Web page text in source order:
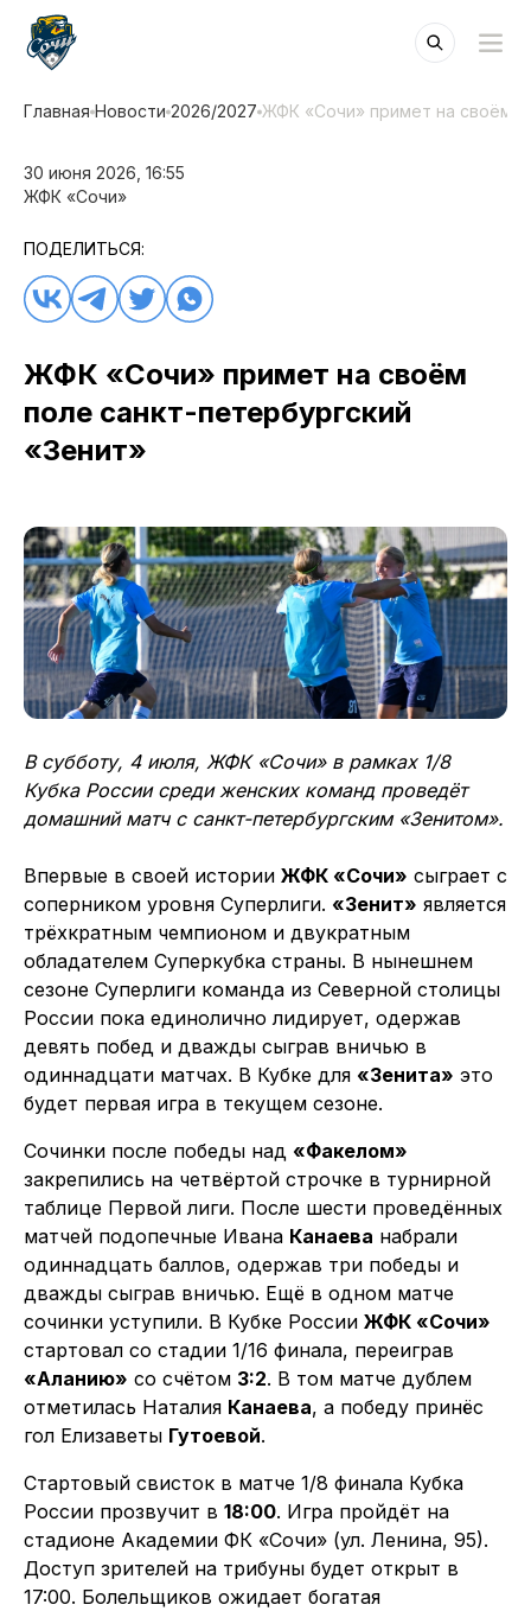
Главная Новости 2026/2027 ЖФК «Сочи» примет на своём
30 июня 2026, 16:55
ЖФК «Сочи»
ПОДЕЛИТЬСЯ:
ЖФК «Сочи» примет на своём
поле санкт-петербургский
«Зенит»
В субботу, 4 июля, ЖФК «Сочи» в рамках 1/8
Кубка России среди женских команд проведёт
домашний матч с санкт-петербургским «Зенитом».
Впервые в своей истории ЖФК «Сочи» сыграет с
соперником уровня Суперлиги. «Зенит» является
трёхкратным чемпионом и двукратным
обладателем Суперкубка страны. В нынешнем
сезоне Суперлиги команда из Северной столицы
России пока единолично лидирует, одержав
девять побед и дважды сыграв вничью в
одиннадцати матчах. В Кубке для «Зенита» это
будет первая игра в текущем сезоне.
Сочинки после победы над «Факелом»
закрепились на четвёртой строчке в турнирной
таблице Первой лиги. После шести проведённых
матчей подопечные Ивана Канаева набрали
одиннадцать баллов, одержав три победы и
дважды сыграв вничью. Ещё в одном матче
сочинки уступили. В Кубке России ЖФК «Сочи»
стартовал со стадии 1/16 финала, переиграв
«Аланию» со счётом 3:2. В том матче дублем
отметилась Наталия Канаева, а победу принёс
гол Елизаветы Гутоевой.
Стартовый свисток в матче 1/8 финала Кубка
России прозвучит в 18:00. Игра пройдёт на
стадионе Академии ФК «Сочи» (ул. Ленина, 95).
Доступ зрителей на трибуны будет открыт в
17:00. Болельщиков ожидает богатая